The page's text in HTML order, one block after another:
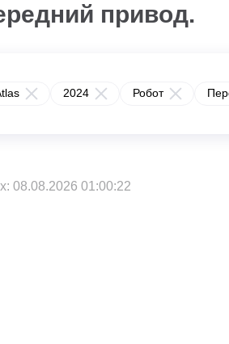
привод.
2024 Робот
08.08.2026 01:00:22